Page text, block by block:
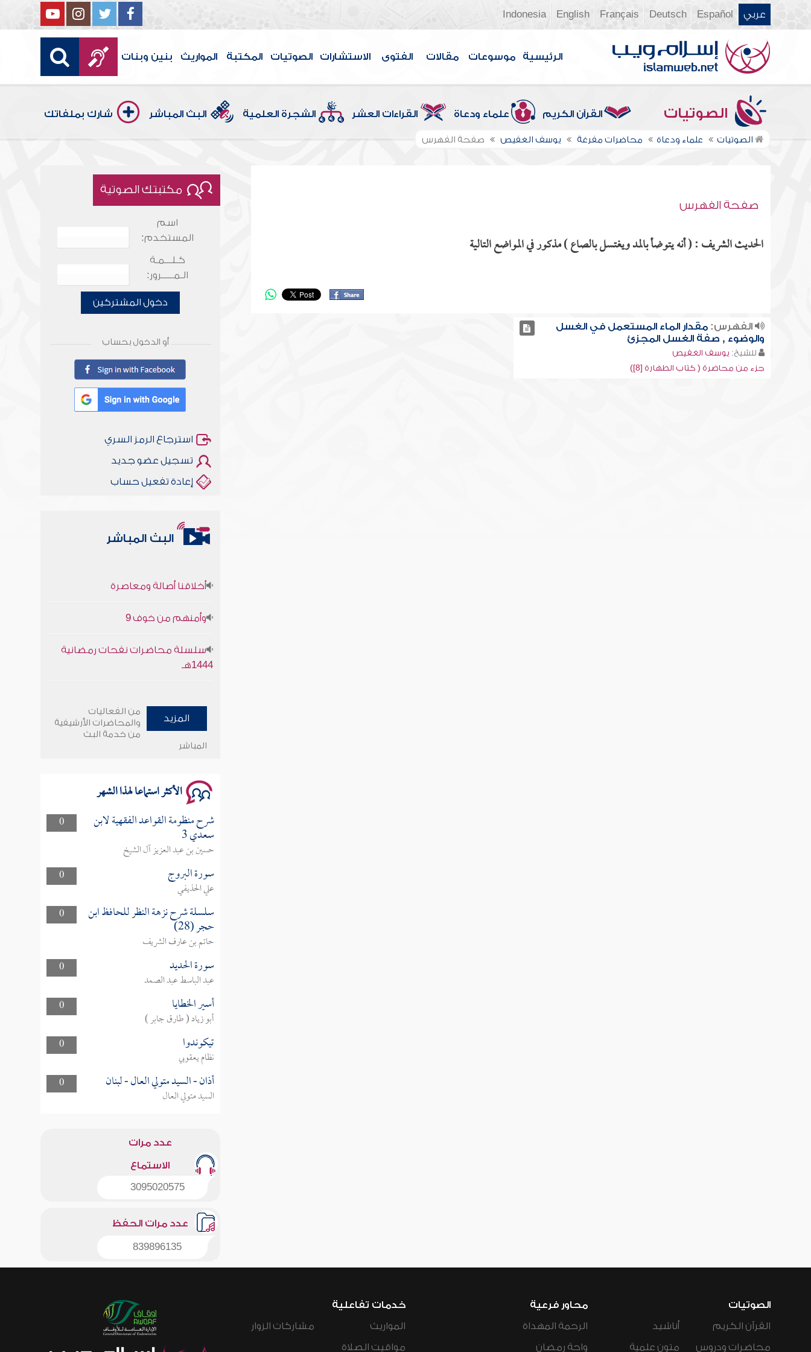
عربي Español
Deutsch
Français
English
Indonesia
الرئيسية موسوعات مقالات الفتوى الاستشارات الصوتيات المكتبة المواريث بنين وبنات
الصوتيات القرآن الكريم علماء ودعاة القراءات العشر الشجرة العلمية البث المباشر شارك بملفاتك
الصوتيات علماء ودعاة محاضرات مفرغة يوسف الغفيص صفحة الفهرس
صفحة الفهرس
الحديث الشريف : ( أنه يتوضأ بالمد ويغتسل بالصاع ) مذكور في المواضع التالية
الفهرس:مقدار الماء المستعمل في الغسل
والوضوء , صفة الغسل المجزئ
للشيخ: يوسف الغفيص
جزء من محاضرة ( كتاب الطهارة [8])
مكتبتك الصوتية
اسم
المستخدم:
كـلـــمـة
الـمـــــرور:
دخول المشتركين
أو الدخول بحساب
استرجاع الرمز السري
تسجيل عضو جديد
إعادة تفعيل حساب
البث المباشر
1444هـ
وأمنهم من خوف 9
سلسلة محاضرات نفحات رمضانية
المزيد
من الفعاليات
والمحاضرات الأرشيفية
من خدمة البث
المباشر
الأكثر استماعا لهذا الشهر
0 شرح منظومة القواعد الفقهية لابن
سعدي 3
حسين بن عبد العزيز آل الشيخ
0
سورة البروج
علي الحذيفي
0
سلسلة شرح نزهة النظر للحافظ ابن
حجر (28)
حاتم بن عارف الشريف
0
سورة الحديد
عبد الباسط عبد الصمد
0
أسير الخطايا
أبو زياد ( طارق جابر )
0
تيكوندوا
نظام يعقوبي
0
أذان - السيد متولي العال - لبنان
السيد متولي العال
عدد مرات
الاستماع
3095020575
عدد مرات الحفظ
839896135
الصوتيات
القرآن الكريم
محاضرات ودروس
أناشيد
متون علمية
محاور فرعية
الرحمة المهداة
واحة رمضان
خدمات تفاعلية
المواريث
مواقيت الصلاة
مشاركات الزوار